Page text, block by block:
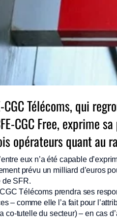
CGC Télécoms, qui
CGC Free, exprime
opérateurs quant au
eux n’a été capable
prévu un milliard d’euros
de SFR.
Télécoms prendra ses
– comme elle l’a fait pour
co-tutelle du secteur) – en cas